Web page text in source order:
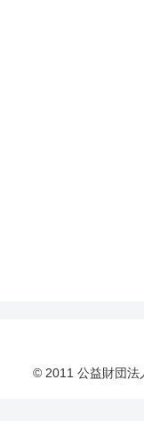
© 2011 公益財団法